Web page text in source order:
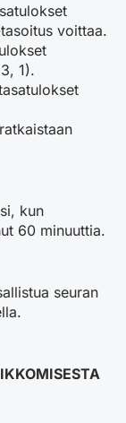
voittaa.
1).
kun
60 minuuttia.
seuran